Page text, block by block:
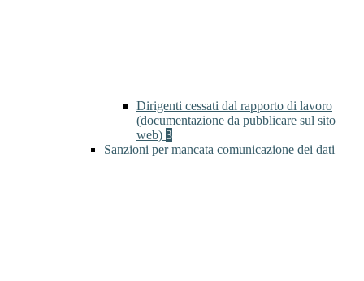
Dirigenti cessati dal rapporto di lavoro
(documentazione da pubblicare sul sito
web) 3
Sanzioni per mancata comunicazione dei dati